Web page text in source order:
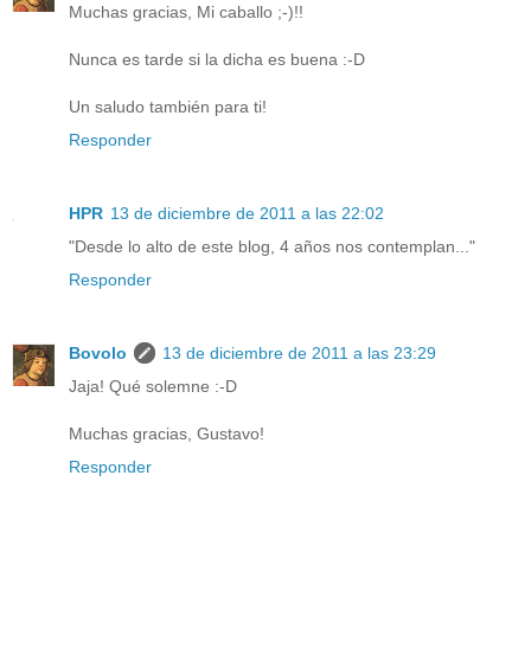
Muchas gracias, Mi caballo ;-)!!
Nunca es tarde si la dicha es buena :-D
Un saludo también para ti!
Responder
HPR 13 de diciembre de 2011 a las 22:02
"Desde lo alto de este blog, 4 años nos contemplan..."
Responder
Bovolo
13 de diciembre de 2011 a las 23:29
Jaja! Qué solemne :-D
Muchas gracias, Gustavo!
Responder